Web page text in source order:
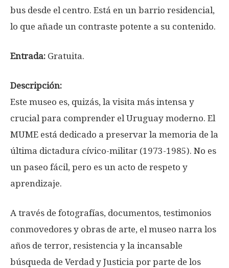
bus desde el centro. Está en un barrio residencial,
lo que añade un contraste potente a su contenido.
Entrada: Gratuita.
Descripción:
Este museo es, quizás, la visita más intensa y
crucial para comprender el Uruguay moderno. El
MUME está dedicado a preservar la memoria de la
última dictadura cívico-militar (1973-1985). No es
un paseo fácil, pero es un acto de respeto y
aprendizaje.
A través de fotografías, documentos, testimonios
conmovedores y obras de arte, el museo narra los
años de terror, resistencia y la incansable
búsqueda de Verdad y Justicia por parte de los